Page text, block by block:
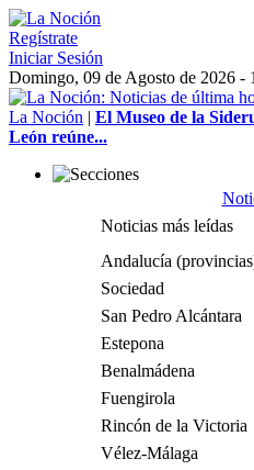
Regístrate
Iniciar Sesión
Domingo, 09 de Agosto de 2026 -
La Noción | El Museo de la
León reúne...
Noticias más leídas
Andalucía
Sociedad
San Pedro Alcántara
Estepona
Benalmádena
Fuengirola
Rincón de la Victoria
Vélez-Málaga